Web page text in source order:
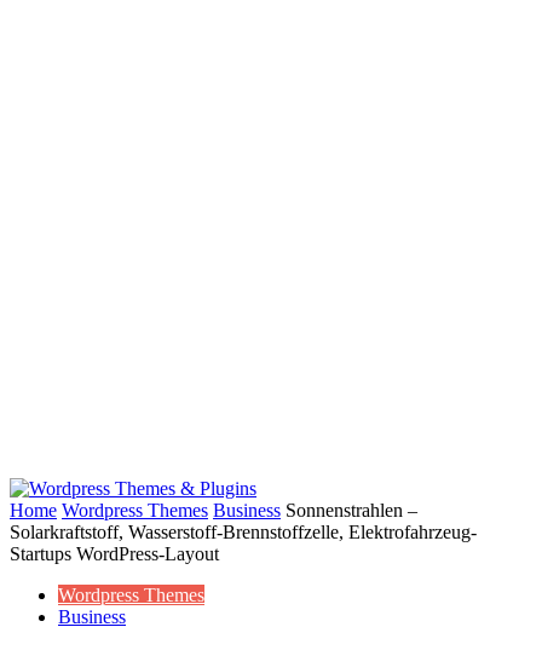
Home Wordpress Themes Business Sonnenstrahlen –
Solarkraftstoff, Wasserstoff-Brennstoffzelle, Elektrofahrzeug-
Startups WordPress-Layout
Wordpress Themes
Business